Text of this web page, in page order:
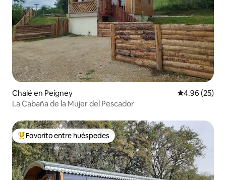
Chalé en Peigney Calificación
4.96 (25)
La Cabaña de la Mujer del Pescador
Favorito entre huéspedes preferido
Favorito entre huéspedes